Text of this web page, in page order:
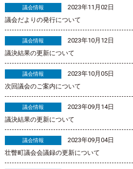
議会情報
2023年11月02日
議会だよりの発行について
議会情報
2023年10月12日
議決結果の更新について
議会情報
2023年10月05日
次回議会のご案内について
議会情報
2023年09月14日
議決結果の更新について
議会情報
2023年09月04日
壮瞥町議会会議録の更新について